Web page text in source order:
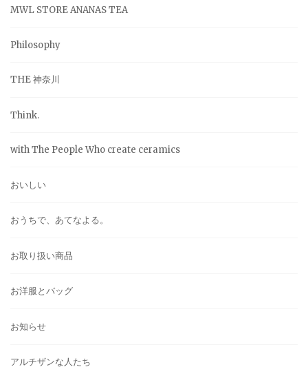
MWL STORE ANANAS TEA
Philosophy
THE 神奈川
Think.
with The People Who create ceramics
おいしい
おうちで、あてなよる。
お取り扱い商品
お洋服とバッグ
お知らせ
アルチザンな人たち